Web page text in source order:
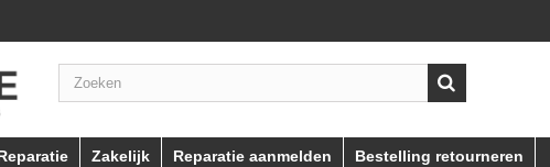
Zakelijk Reparatie aanmelden Bestelling retourneren